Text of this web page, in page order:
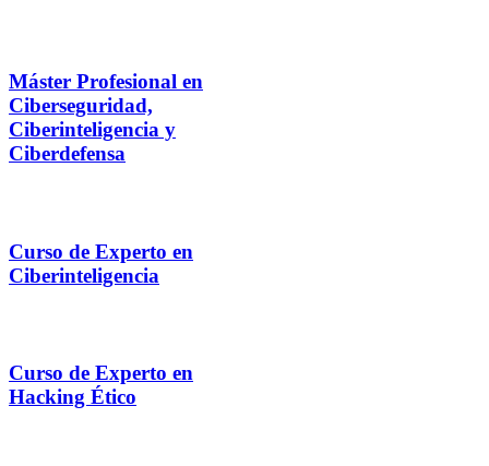
Máster Profesional en
Ciberseguridad,
Ciberinteligencia y
Ciberdefensa
Curso de Experto en
Ciberinteligencia
Curso de Experto en
Hacking Ético